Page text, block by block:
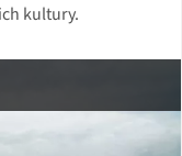
kultury.